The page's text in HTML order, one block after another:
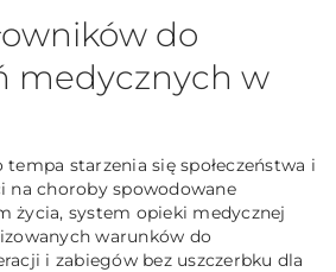
do
medycznych w
starzenia się społeczeństwa i
na choroby spowodowane
życia, system opieki medycznej
warunków do
i zabiegów bez uszczerbku dla